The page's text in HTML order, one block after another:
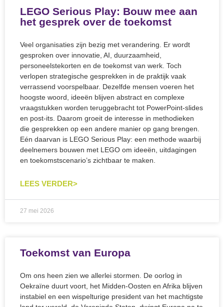
LEGO Serious Play: Bouw mee aan
het gesprek over de toekomst
Veel organisaties zijn bezig met verandering. Er wordt
gesproken over innovatie, AI, duurzaamheid,
personeelstekorten en de toekomst van werk. Toch
verlopen strategische gesprekken in de praktijk vaak
verrassend voorspelbaar. Dezelfde mensen voeren het
hoogste woord, ideeën blijven abstract en complexe
vraagstukken worden teruggebracht tot PowerPoint-slides
en post-its. Daarom groeit de interesse in methodieken
die gesprekken op een andere manier op gang brengen.
Eén daarvan is LEGO Serious Play: een methode waarbij
deelnemers bouwen met LEGO om ideeën, uitdagingen
en toekomstscenario’s zichtbaar te maken.
LEES VERDER>
27 mei 2026
Toekomst van Europa
Om ons heen zien we allerlei stormen. De oorlog in
Oekraïne duurt voort, het Midden-Oosten en Afrika blijven
instabiel en een wispelturige president van het machtigste